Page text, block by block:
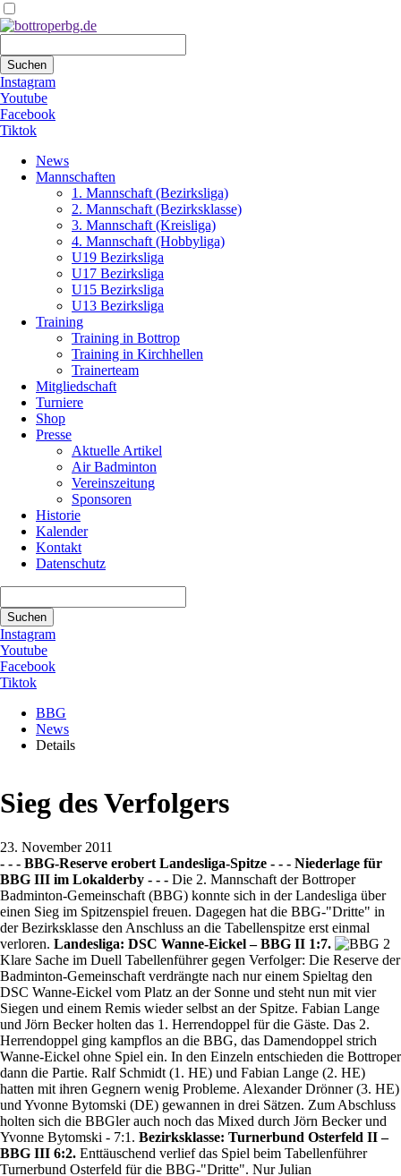
Suchen
Instagram
Youtube
Facebook
Tiktok
überspringen
News
Mannschaften
1. Mannschaft (Bezirksliga)
2. Mannschaft (Bezirksklasse)
3. Mannschaft (Kreisliga)
4. Mannschaft (Hobbyliga)
U19 Bezirksliga
U17 Bezirksliga
U15 Bezirksliga
U13 Bezirksliga
Training
Training in Bottrop
Training in Kirchhellen
Trainerteam
Mitgliedschaft
Turniere
Shop
Presse
Aktuelle Artikel
Air Badminton
Vereinszeitung
Sponsoren
Historie
Kalender
Kontakt
Datenschutz
Suchen
Instagram
Youtube
Facebook
Tiktok
BBG
News
Details
Sieg des Verfolgers
23. November 2011
- - - BBG-Reserve erobert Landesliga-Spitze - - - Niederlage für
BBG III im Lokalderby - - - Die 2. Mannschaft der Bottroper
Badminton-Gemeinschaft (BBG) konnte sich in der Landesliga über
einen Sieg im Spitzenspiel freuen. Dagegen hat die BBG-"Dritte" in
der Bezirksklasse den Anschluss an die Tabellenspitze erst einmal
verloren. Landesliga: DSC Wanne-Eickel – BBG II 1:7.
Klare Sache im Duell Tabellenführer gegen Verfolger: Die Reserve der
Badminton-Gemeinschaft verdrängte nach nur einem Spieltag den
DSC Wanne-Eickel vom Platz an der Sonne und steht nun mit vier
Siegen und einem Remis wieder selbst an der Spitze. Fabian Lange
und Jörn Becker holten das 1. Herrendoppel für die Gäste. Das 2.
Herrendoppel ging kampflos an die BBG, das Damendoppel strich
Wanne-Eickel ohne Spiel ein. In den Einzeln entschieden die Bottroper
dann die Partie. Ralf Schmidt (1. HE) und Fabian Lange (2. HE)
hatten mit ihren Gegnern wenig Probleme. Alexander Drönner (3. HE)
und Yvonne Bytomski (DE) gewannen in drei Sätzen. Zum Abschluss
holten sich die BBGler auch noch das Mixed durch Jörn Becker und
Yvonne Bytomski - 7:1. Bezirksklasse: Turnerbund Osterfeld II –
BBG III 6:2. Enttäuschend verlief das Spiel beim Tabellenführer
Turnerbund Osterfeld für die BBG-"Dritte". Nur Julian